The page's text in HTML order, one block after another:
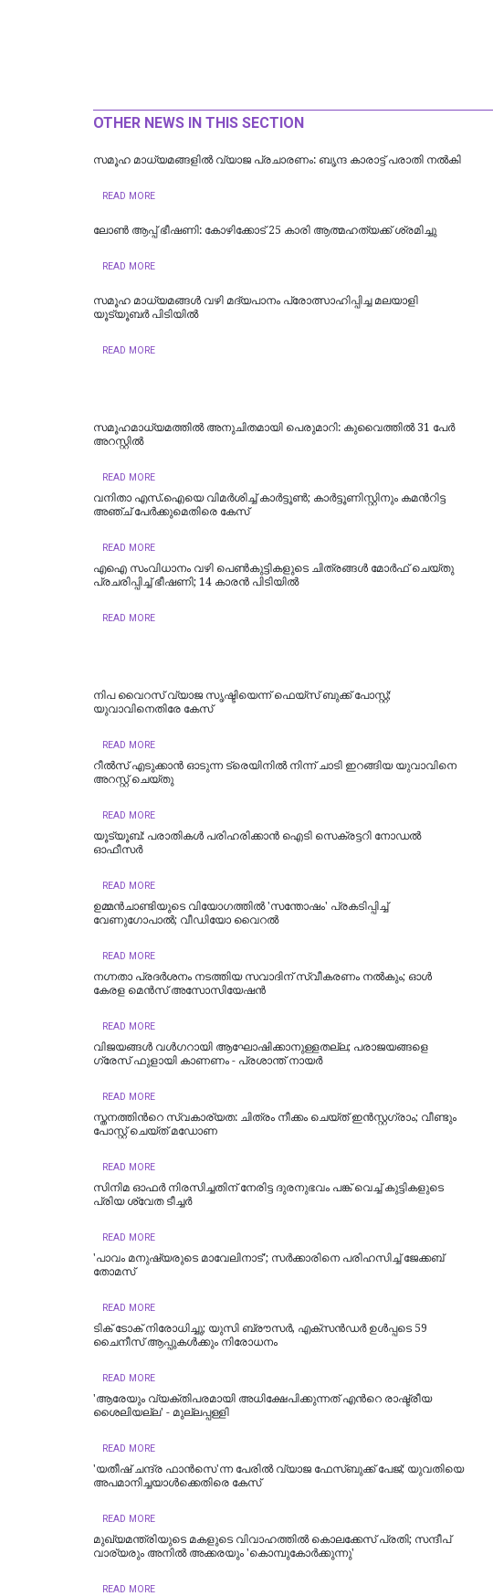
OTHER NEWS IN THIS SECTION
സമൂഹ മാധ്യമങ്ങളിൽ വ്യാജ പ്രചാരണം: ബൃന്ദ കാരാട്ട്‌ പരാതി നൽകി
READ MORE
ലോണ്‍ ആപ്പ് ഭീഷണി: കോഴിക്കോട് 25 കാരി ആത്മഹത്യക്ക് ശ്രമിച്ചു
READ MORE
സമൂഹ മാധ്യമങ്ങള്‍ വഴി മദ്യപാനം പ്രോത്സാഹിപ്പിച്ച മലയാളി
യൂട്യൂബര്‍ പിടിയില്‍
READ MORE
സമൂഹമാധ്യമത്തില്‍ അനുചിതമായി പെരുമാറി: കുവൈത്തില്‍ 31 പേര്‍
അറസ്റ്റില്‍
READ MORE
വനിതാ എസ്.ഐയെ വിമർശിച്ച് കാർട്ടൂണ്‍; കാർട്ടൂണിസ്റ്റിനും കമന്‍റിട്ട
അഞ്ച് പേർക്കുമെതിരെ കേസ്
READ MORE
എഐ സംവിധാനം വഴി പെണ്‍കുട്ടികളുടെ ചിത്രങ്ങള്‍ മോര്‍ഫ് ചെയ്തു
പ്രചരിപ്പിച്ച് ഭീഷണി; 14 കാരന്‍ പിടിയില്‍
READ MORE
നിപ വൈറസ് വ്യാജ സൃഷ്ടിയെന്ന് ഫെയ്സ് ബുക്ക് പോസ്റ്റ്;
യുവാവിനെതിരേ കേസ്
READ MORE
റീല്‍സ് എടുക്കാൻ ഓടുന്ന ട്രെയിനിൽ നിന്ന് ചാടി ഇറങ്ങിയ യുവാവിനെ
അറസ്റ്റ് ചെയ്തു
READ MORE
യൂട്യൂബ്: പരാതികള്‍ പരിഹരിക്കാന്‍ ഐടി സെക്രട്ടറി നോഡല്‍
ഓഫീസര്‍
READ MORE
ഉമ്മന്‍ചാണ്ടിയുടെ വിയോഗത്തില്‍ 'സന്തോഷം' പ്രകടിപ്പിച്ച്
വേണുഗോപാല്‍; വീ‍ഡിയോ വൈറല്‍
READ MORE
നഗ്നതാ പ്രദര്‍ശനം നടത്തിയ സവാദിന് സ്വീകരണം നല്‍കും; ഓൾ
കേരള മെൻസ് അസോസിയേഷൻ
READ MORE
വിജയങ്ങൾ വൾഗറായി ആഘോഷിക്കാനുള്ളതല്ല; പരാജയങ്ങളെ
ഗ്രേസ് ഫുളായി കാണണം - പ്രശാന്ത് നായർ
READ MORE
സ്തനത്തിന്‍റെ സ്വകാര്യത: ചിത്രം നീക്കം ചെയ്ത് ഇൻസ്റ്റഗ്രാം; വീണ്ടും
പോസ്റ്റ് ചെയ്ത് മഡോണ
READ MORE
സിനിമ ഓഫര്‍ നിരസിച്ചതിന് നേരിട്ട ദുരനുഭവം പങ്ക് വെച്ച് കുട്ടികളുടെ
പ്രിയ ശ്വേത ടീച്ചര്‍
READ MORE
'പാവം മനുഷ്യരുടെ മാവേലിനാട്'; സർക്കാരിനെ പരിഹസിച്ച് ജേക്കബ്
തോമസ്
READ MORE
ടിക് ടോക് നിരോധിച്ചു; യുസി ബ്രൗസര്‍, എക്‌സന്‍ഡര്‍ ഉള്‍പ്പടെ 59
ചൈനീസ് ആപ്പുകള്‍ക്കും നിരോധനം
READ MORE
'ആരേയും വ്യക്തിപരമായി അധിക്ഷേപിക്കുന്നത് എന്‍റെ രാഷ്ട്രീയ
ശൈലിയല്ല' - മുല്ലപ്പള്ളി
READ MORE
'യതീഷ് ചന്ദ്ര ഫാൻസെ'ന്ന പേരിൽ വ്യാജ ഫേസ്ബുക്ക് പേജ്; യുവതിയെ
അപമാനിച്ചയാൾക്കെതിരെ കേസ്
READ MORE
മുഖ്യമന്ത്രിയുടെ മകളുടെ വിവാഹത്തില്‍ കൊലക്കേസ് പ്രതി; സന്ദീപ്
വാര്യരും അനില്‍ അക്കരയും 'കൊമ്പുകോർക്കുന്നു'
READ MORE